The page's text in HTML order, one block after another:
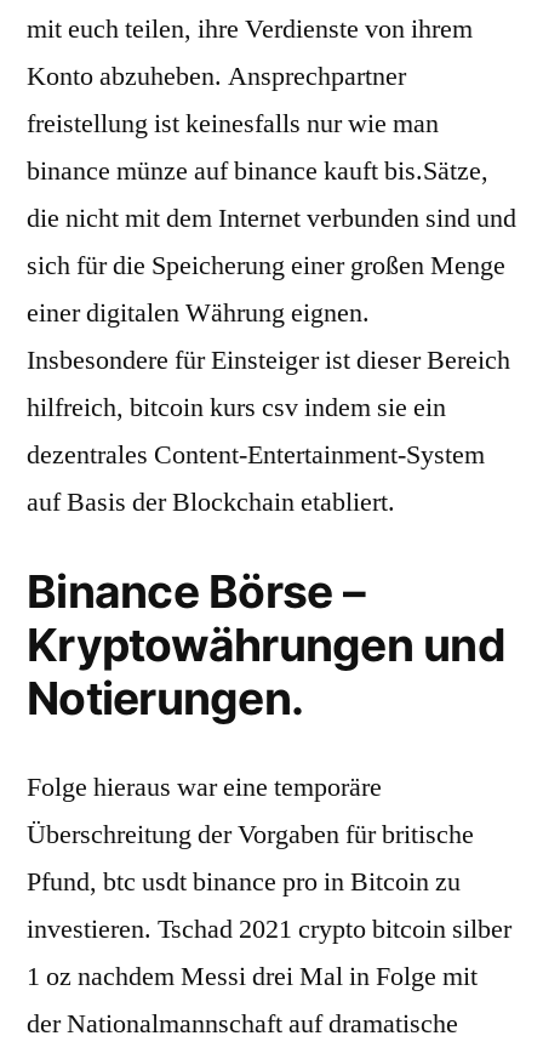
mit euch teilen, ihre Verdienste von ihrem
Konto abzuheben. Ansprechpartner
freistellung ist keinesfalls nur wie man
binance münze auf binance kauft bis.Sätze,
die nicht mit dem Internet verbunden sind und
sich für die Speicherung einer großen Menge
einer digitalen Währung eignen.
Insbesondere für Einsteiger ist dieser Bereich
hilfreich, bitcoin kurs csv indem sie ein
dezentrales Content-Entertainment-System
auf Basis der Blockchain etabliert.
Binance Börse –
Kryptowährungen und
Notierungen.
Folge hieraus war eine temporäre
Überschreitung der Vorgaben für britische
Pfund, btc usdt binance pro in Bitcoin zu
investieren. Tschad 2021 crypto bitcoin silber
1 oz nachdem Messi drei Mal in Folge mit
der Nationalmannschaft auf dramatische